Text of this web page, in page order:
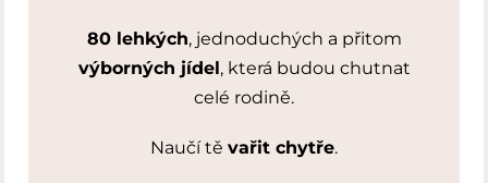
80 lehkých, jednoduchých a přitom
výborných jídel, která budou chutnat
celé rodině.
Naučí tě vařit chytře.